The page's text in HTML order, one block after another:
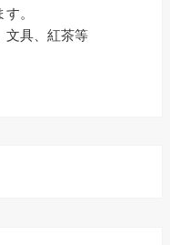
。
文具、紅茶等